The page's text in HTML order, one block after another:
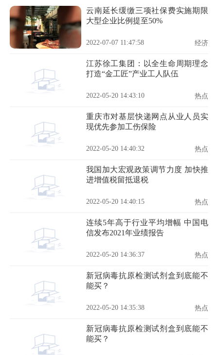
云南延长缓缴三项社保费实施期限
大型企业比例提至50%
2022-07-07 11:47:58 经济
江苏徐工集团：以全生命周期理念
打造“金工匠”产业工人队伍
2022-05-20 14:43:10 热点
重庆市对基层快递网点从业人员实
现优先参加工伤保险
2022-05-20 14:40:32 热点
我国加大宏观政策调节力度 加快推
进增值税留抵退税
2022-05-20 14:40:15 热点
连续5年高于行业平均增幅 中国电
信发布2021年业绩报告
2022-05-20 14:36:37 热点
新冠病毒抗原检测试剂盒到底能不
能买？
2022-05-20 14:35:38 热点
新冠病毒抗原检测试剂盒到底能不
能买？